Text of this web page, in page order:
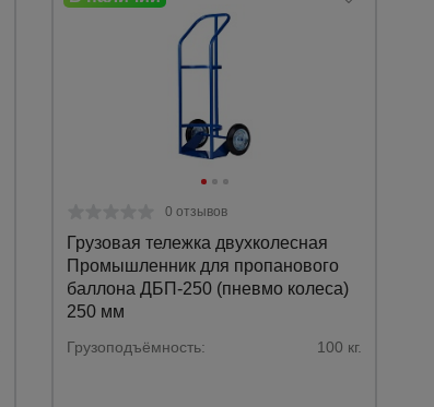
Каталог
всех
товаров
0 отзывов
Грузовая тележка двухколесная
Промышленник для пропанового
баллона ДБП-250 (пневмо колеса)
250 мм
Грузоподъёмность: 100 кг.